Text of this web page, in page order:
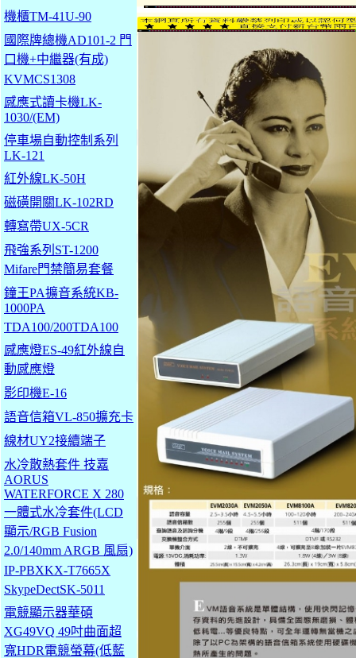
機櫃TM-41U-90
國際牌總機AD101-2 門
口機+中繼器(有成)
KVMCS1308
感應式讀卡機LK-
1030/(EM)
停車場自動控制系列
LK-121
紅外線LK-50H
磁磺開關LK-102RD
轉寫帶UX-5CR
飛強系列ST-1200
Mifare門禁簡易套餐
鐘王PA擴音系統KB-
1000PA
TDA100/200TDA100
感應燈ES-49紅外線自
動感應燈
影印機E-16
語音信箱VL-850擴充卡
線材UY2接續端子
水冷散熱套件 技嘉
AORUS
WATERFORCE X 280
一體式水冷套件(LCD
顯示/RGB Fusion
2.0/140mm ARGB 風扇)
IP-PBXKX-T7665X
SkypeDectSK-5011
電競顯示器華碩
XG49VQ 49吋曲面超
寬HDR電競螢幕(低藍